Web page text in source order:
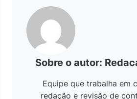
Sobre o autor:
Equipe que trabalha em
redação e revisão de